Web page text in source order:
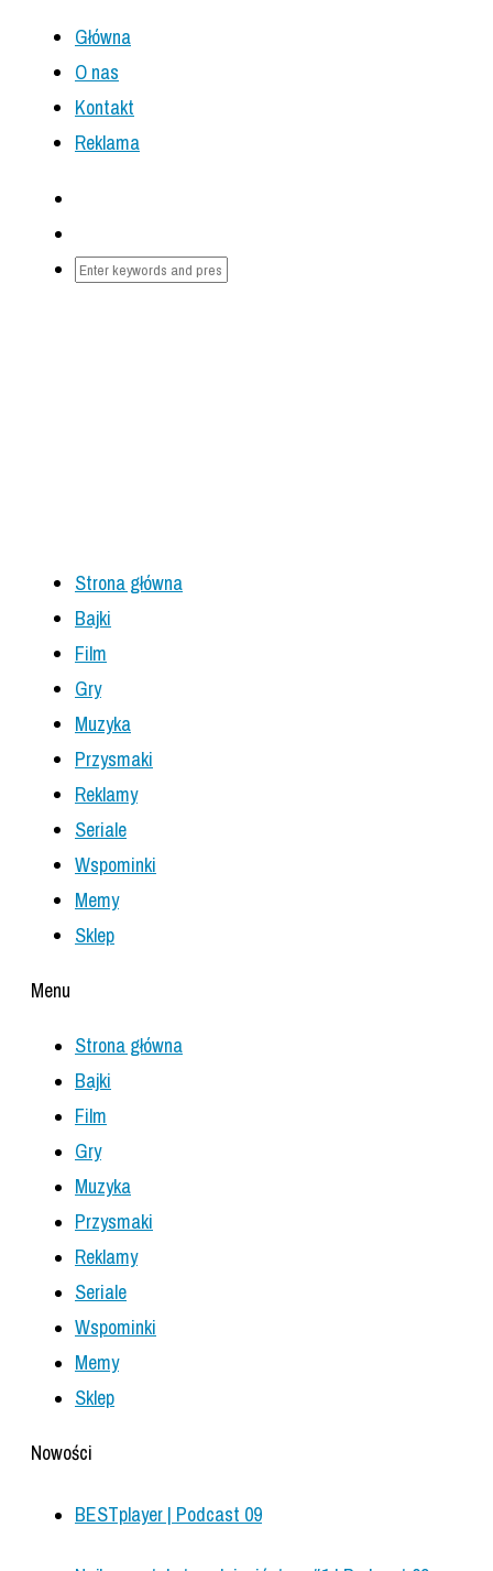
Główna
O nas
Kontakt
Reklama
Strona główna
Bajki
Film
Gry
Muzyka
Przysmaki
Reklamy
Seriale
Wspominki
Memy
Sklep
Menu
Strona główna
Bajki
Film
Gry
Muzyka
Przysmaki
Reklamy
Seriale
Wspominki
Memy
Sklep
Nowości
BESTplayer | Podcast 09